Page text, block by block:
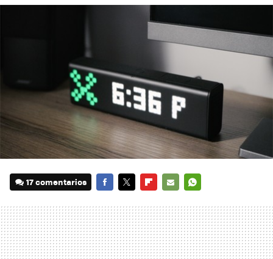
17 comentarios
MAIL